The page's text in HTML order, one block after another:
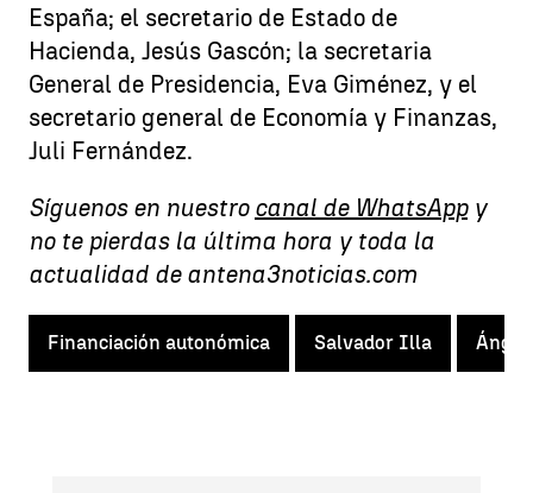
España; el secretario de Estado de
Hacienda, Jesús Gascón; la secretaria
General de Presidencia, Eva Giménez, y el
secretario general de Economía y Finanzas,
Juli Fernández.
Síguenos en nuestro canal de WhatsAppy
no te pierdas la última hora y toda la
actualidad de antena3noticias.com
Financiación autonómica Salvador Illa Ángel